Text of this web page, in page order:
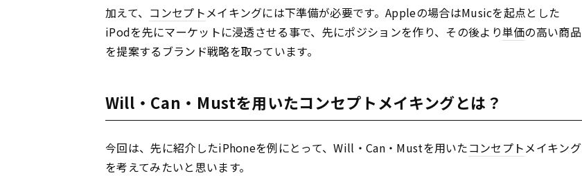
加えて、 コンセプトメイキングには下準備が必要です。Appleの場合はMusicを起点とした
iPodを先にマーケットに浸透させる事で、先にポジションを作り、その後より単価の高い商品
を提案するブランド戦略を取っています。
Will・Can・Mustを用いたコンセプトメイキングとは？
今回は、先に紹介したiPhoneを例にとって、Will・Can・Mustを用いたコンセプトメイキング
を考えてみたいと思います。